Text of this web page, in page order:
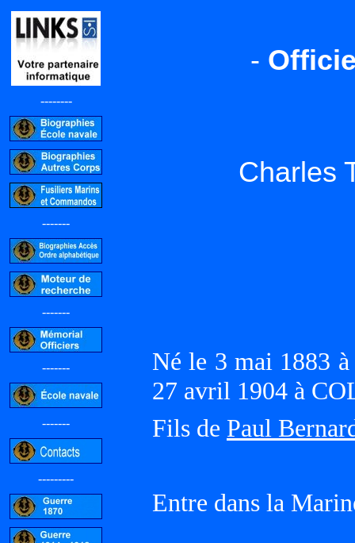
--------
-------
-------
-------
-------
---------
-
Charles
Né le 3 mai 1883
27 avril 1904 à
Fils de Paul
Entre dans la